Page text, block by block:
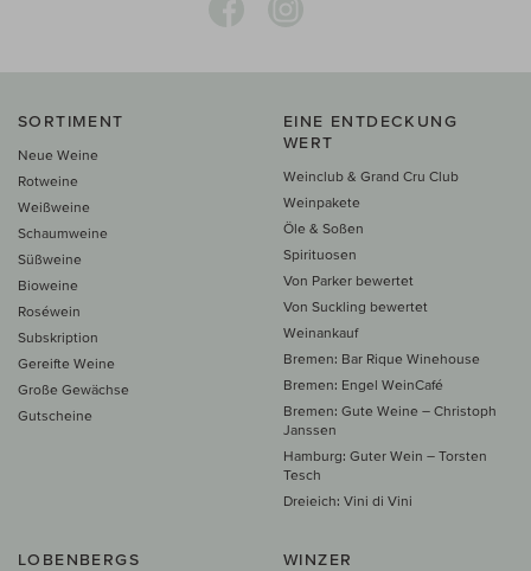
SORTIMENT
Neue Weine
Rotweine
Weißweine
Schaumweine
Süßweine
Bioweine
Roséwein
Subskription
Gereifte Weine
Große Gewächse
Gutscheine
EINE ENTDECKUNG
WERT
Weinclub & Grand Cru Club
Weinpakete
Öle & Soßen
Spirituosen
Von Parker bewertet
Von Suckling bewertet
Weinankauf
Bremen: Bar Rique Winehouse
Bremen: Engel WeinCafé
Bremen: Gute Weine – Christoph
Janssen
Hamburg: Guter Wein – Torsten
Tesch
Dreieich: Vini di Vini
LOBENBERGS WINZER